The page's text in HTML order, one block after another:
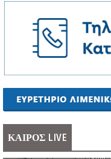
ΚΑΙΡΟΣ LIVE